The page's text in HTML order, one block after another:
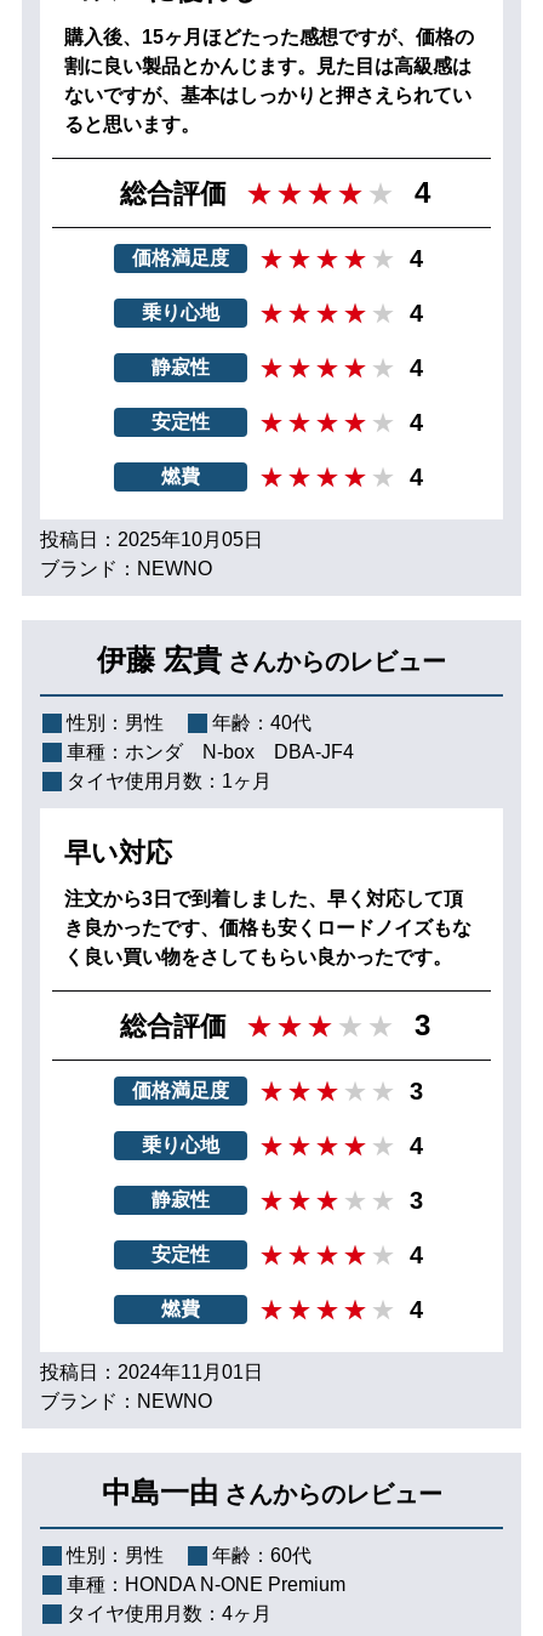
購入後、15ヶ月ほどたった感想ですが、価格の
割に良い製品とかんじます。見た目は高級感は
ないですが、基本はしっかりと押さえられてい
ると思います。
総合評価 4
価格満足度 4
乗り心地 4
静寂性 4
安定性 4
燃費 4
投稿日：2025年10月05日
ブランド：NEWNO
伊藤 宏貴 さんからのレビュー
性別： 男性 年齢： 40代
車種： ホンダ N‐box DBA-JF4
タイヤ使用月数： 1ヶ月
早い対応
注文から3日で到着しました、早く対応して頂
き良かったです、価格も安くロードノイズもな
く良い買い物をさしてもらい良かったです。
総合評価 3
価格満足度 3
乗り心地 4
静寂性 3
安定性 4
燃費 4
投稿日：2024年11月01日
ブランド：NEWNO
中島一由 さんからのレビュー
性別： 男性 年齢： 60代
車種： HONDA N-ONE Premium
タイヤ使用月数： 4ヶ月